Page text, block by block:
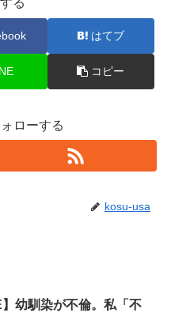
はてブ
コピー
ローする
kosu-usa
】幼馴染が不倫。私「不